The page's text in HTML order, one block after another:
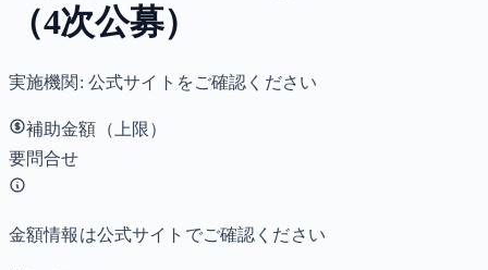
（4次公募）
実施機関: 公式サイトをご確認ください
補助金額（上限）
要問合せ
金額情報は公式サイトでご確認ください